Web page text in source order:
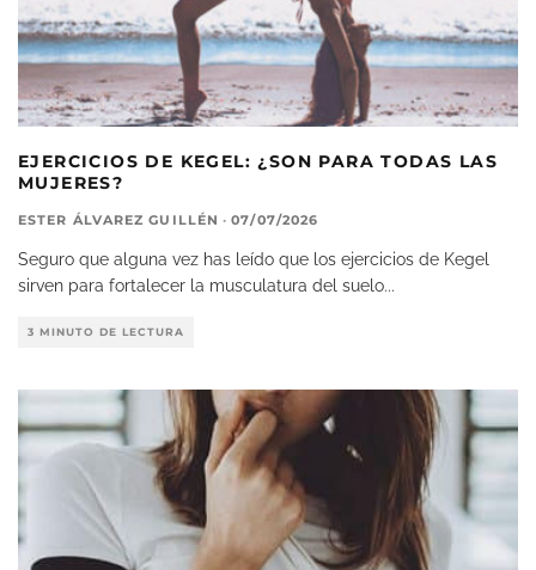
EJERCICIOS DE KEGEL: ¿SON PARA TODAS LAS
MUJERES?
ESTER ÁLVAREZ GUILLÉN · 07/07/2026
Seguro que alguna vez has leído que los ejercicios de Kegel
sirven para fortalecer la musculatura del suelo...
3 MINUTO DE LECTURA